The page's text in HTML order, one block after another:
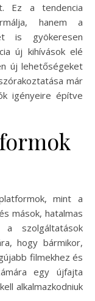
Ez a tendencia
hanem a
is gyökeresen
új kihívások elé
új lehetőségeket
már
igényeire építve
mint a
mások, hatalmas
a szolgáltatások
hogy bármikor,
filmekhez és
egy újfajta
alkalmazkodniuk